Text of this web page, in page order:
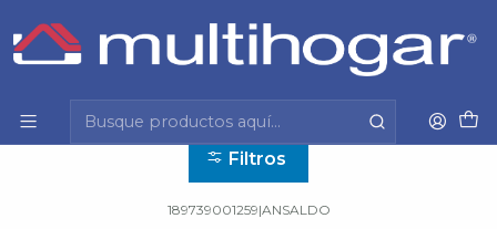
Inicio Jugueteria Jurassic World
Jurassic World
Filtros
189739001259|ANSALDO